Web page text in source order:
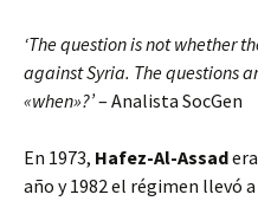
‘The question is not whether
against Syria. The questions
«when»?’– Analista SocGen
En 1973, Hafez-Al-Assad
año y 1982 el régimen llevó